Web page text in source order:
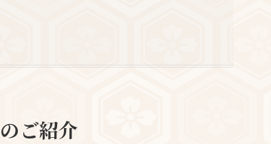
ご紹介